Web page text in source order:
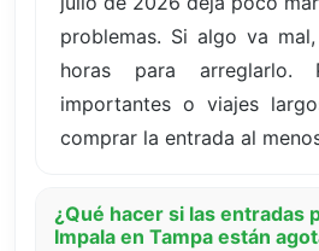
problemas. Si algo va
horas para arreglarlo.
importantes o viajes
comprar la entrada al
¿Qué hacer si las entradas
Impala en Tampa están